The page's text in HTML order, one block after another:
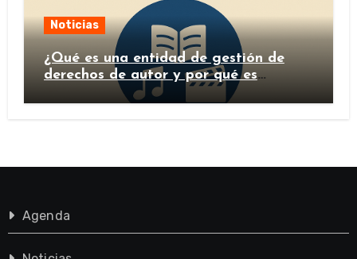
Noticias
¿Qué es una entidad de gestión de
derechos de autor y por qué es
importante?
Agenda